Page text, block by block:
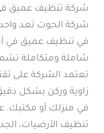
شركة تنظيف عميق في
شركة الحوت تعد
في تنظيف عميق في
شاملة ومتكاملة
تعتمد الشركة على
زاوية وركن بشكل
في منزلك أو مكتبك.
تنظيف الأرضيات،